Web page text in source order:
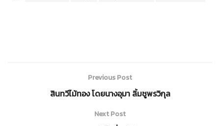
Previous Post
สินทวีไม้ทอง โดยนางอุมา ลิ้มชูพรวิกุล
Next Post